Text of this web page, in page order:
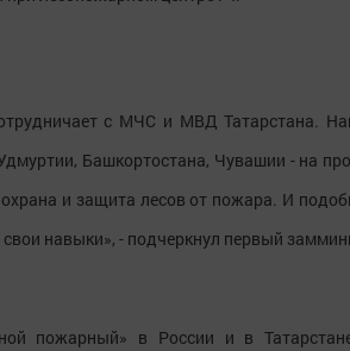
с МЧС и МВД Татарстана.
Башкортостана, Чувашии - на
и защита лесов от пожара. И
свои навыки», - подчеркнул первый
пожарный» в России и в